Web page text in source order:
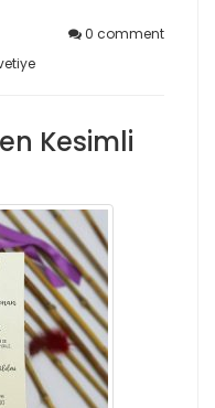
0 comment
Kesimli